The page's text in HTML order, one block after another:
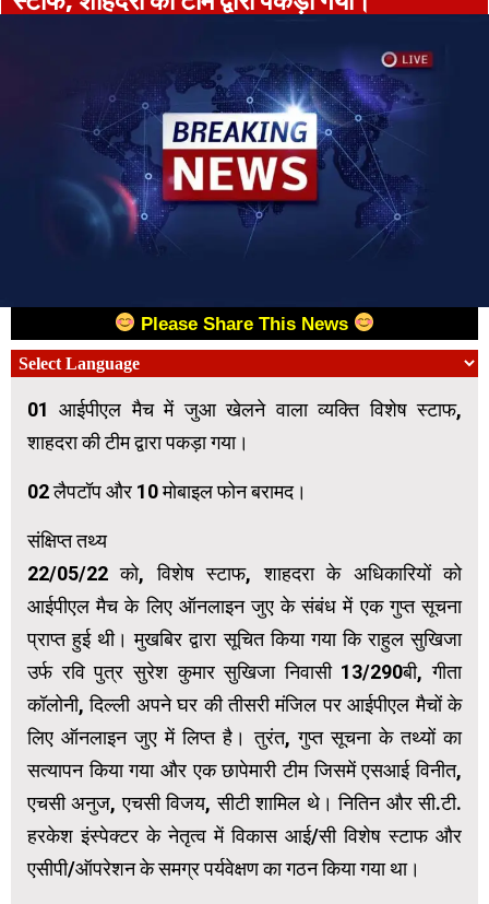
Please Share This News
01 आईपीएल मैच में जुआ खेलने वाला व्यक्ति विशेष स्टाफ,
शाहदरा की टीम द्वारा पकड़ा गया।
02 लैपटॉप और 10 मोबाइल फोन बरामद।
संक्षिप्त तथ्य
22/05/22 को, विशेष स्टाफ, शाहदरा के अधिकारियों को
आईपीएल मैच के लिए ऑनलाइन जुए के संबंध में एक गुप्त सूचना
प्राप्त हुई थी। मुखबिर द्वारा सूचित किया गया कि राहुल सुखिजा
उर्फ ​​रवि पुत्र सुरेश कुमार सुखिजा निवासी 13/290बी, गीता
कॉलोनी, दिल्ली अपने घर की तीसरी मंजिल पर आईपीएल मैचों के
लिए ऑनलाइन जुए में लिप्त है। तुरंत, गुप्त सूचना के तथ्यों का
सत्यापन किया गया और एक छापेमारी टीम जिसमें एसआई विनीत,
एचसी अनुज, एचसी विजय, सीटी शामिल थे। नितिन और सी.टी.
हरकेश इंस्पेक्टर के नेतृत्व में विकास आई/सी विशेष स्टाफ और
एसीपी/ऑपरेशन के समग्र पर्यवेक्षण का गठन किया गया था।